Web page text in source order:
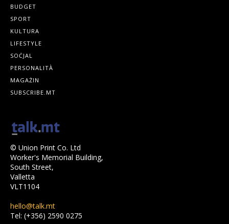
BUDGET
SPORT
KULTURA
LIFESTYLE
SOĊJAL
PERSONALITÀ
MAGAŻIN
SUBSCRIBE.MT
© Union Print Co. Ltd
Worker's Memorial Building,
South Street,
Valletta
VLT1104
hello@talk.mt
Tel: (+356) 2590 0275